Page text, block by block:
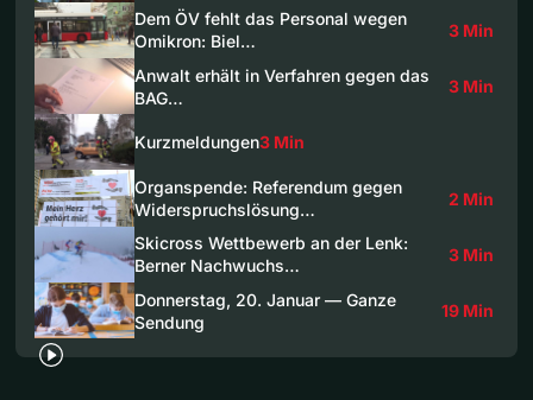
Dem ÖV fehlt das Personal wegen
Omikron: Biel…
3 Min
Anwalt erhält in Verfahren gegen das
BAG…
3 Min
Kurzmeldungen3 Min
Organspende: Referendum gegen
Widerspruchslösung…
2 Min
Skicross Wettbewerb an der Lenk:
Berner Nachwuchs…
3 Min
Donnerstag, 20. Januar — Ganze
Sendung
19 Min